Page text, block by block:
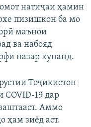
натиҷаи ҳамин
пизишкон ба мо
маънои
ва набояд
назар кунанд.
Тоҷикистон
19 дар
Аммо
ҳам зиёд аст.